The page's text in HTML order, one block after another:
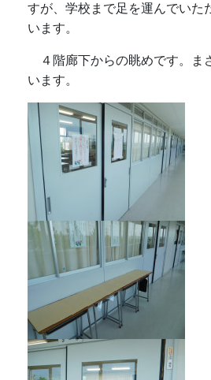
すが、学校まで足を運んでいた
います。
４階廊下からの眺めです。ま
います。